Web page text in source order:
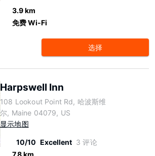
3.9 km
免费 Wi-Fi
选择
Harpswell Inn
108 Lookout Point Rd, 哈波斯维
尔, Maine 04079, US
显示地图
10/10 Excellent 3 评论
7.8 km